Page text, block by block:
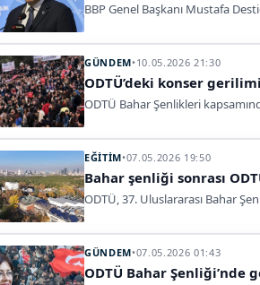
BBP Genel Başkanı Mustafa
GÜNDEM•10.05.2026 21:30
ODTÜ’deki konser
ODTÜ Bahar Şenlikleri
EĞİTİM•07.05.2026 19:50
Bahar şenliği sonrası
ODTÜ, 37. Uluslararası Bahar
GÜNDEM•07.05.2026 01:43
ODTÜ Bahar Şenliği’nde